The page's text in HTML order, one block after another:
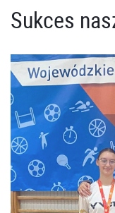
Sukces